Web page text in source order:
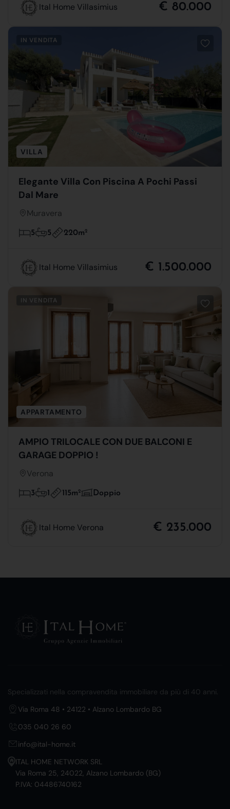
Ital Home Villasimius € 80.000
IN VENDITA
VILLA
Elegante Villa Con Piscina A Pochi Passi
Dal Mare
Muravera
5 5 220m2
Ital Home Villasimius € 1.500.000
IN VENDITA
APPARTAMENTO
AMPIO TRILOCALE CON DUE BALCONI E
GARAGE DOPPIO !
Verona
3 1 115m2 Doppio
Ital Home Verona € 235.000
Specializzati nella compravendita immobiliare da più di 40 anni.
Via Roma 48 • 24122 • Alzano Lombardo BG
035 040 26 60
info@ital-home.it
ITAL HOME NETWORK SRL
Via Roma 25, 24022, Alzano Lombardo (BG)
P.IVA: 04486740162